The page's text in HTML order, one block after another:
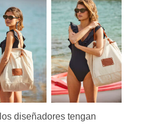
diseñadores tengan